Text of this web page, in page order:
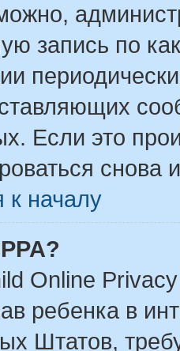
запись по
Если это
снова
к началу
Online
ребенка в
Штатов,